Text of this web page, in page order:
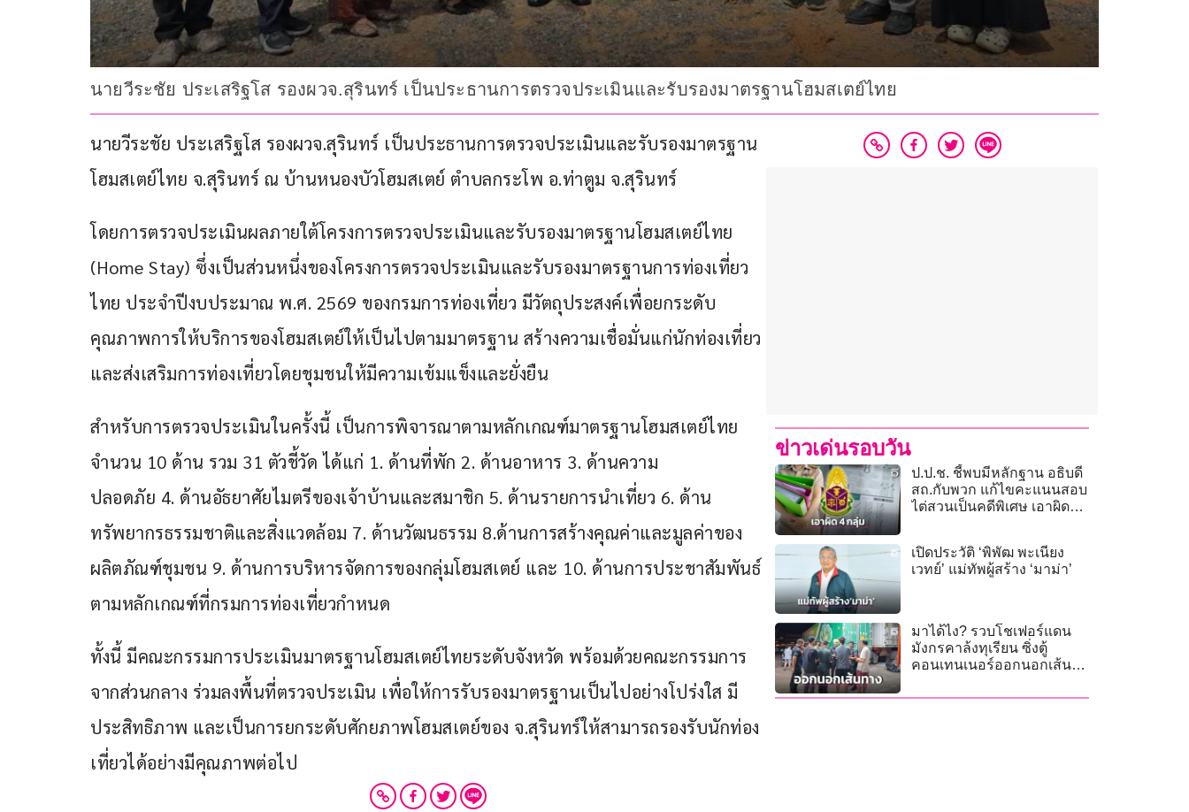
นายวีระชัย ประเสริฐโส รองผวจ.สุรินทร์ เป็นประธานการตรวจประเมินและรับรองมาตรฐานโฮมสเตย์ไทย
นายวีระชัย ประเสริฐโส รองผวจ.สุรินทร์ เป็นประธานการตรวจประเมินและรับรองมาตรฐาน
โฮมสเตย์ไทย จ.สุรินทร์ ณ บ้านหนองบัวโฮมสเตย์ ตำบลกระโพ อ.ท่าตูม จ.สุรินทร์
โดยการตรวจประเมินผลภายใต้โครงการตรวจประเมินและรับรองมาตรฐานโฮมสเตย์ไทย
(Home Stay) ซึ่งเป็นส่วนหนึ่งของโครงการตรวจประเมินและรับรองมาตรฐานการท่องเที่ยว
ไทย ประจำปีงบประมาณ พ.ศ. 2569 ของกรมการท่องเที่ยว มีวัตถุประสงค์เพื่อยกระดับ
คุณภาพการให้บริการของโฮมสเตย์ให้เป็นไปตามมาตรฐาน สร้างความเชื่อมั่นแก่นักท่องเที่ยว
และส่งเสริมการท่องเที่ยวโดยชุมชนให้มีความเข้มแข็งและยั่งยืน
สำหรับการตรวจประเมินในครั้งนี้ เป็นการพิจารณาตามหลักเกณฑ์มาตรฐานโฮมสเตย์ไทย
จำนวน 10 ด้าน รวม 31 ตัวชี้วัด ได้แก่ 1. ด้านที่พัก 2. ด้านอาหาร 3. ด้านความ
ปลอดภัย 4. ด้านอัธยาศัยไมตรีของเจ้าบ้านและสมาชิก 5. ด้านรายการนำเที่ยว 6. ด้าน
ทรัพยากรธรรมชาติและสิ่งแวดล้อม 7. ด้านวัฒนธรรม 8.ด้านการสร้างคุณค่าและมูลค่าของ
ผลิตภัณฑ์ชุมชน 9. ด้านการบริหารจัดการของกลุ่มโฮมสเตย์ และ 10. ด้านการประชาสัมพันธ์
ตามหลักเกณฑ์ที่กรมการท่องเที่ยวกำหนด
ทั้งนี้ มีคณะกรรมการประเมินมาตรฐานโฮมสเตย์ไทยระดับจังหวัด พร้อมด้วยคณะกรรมการ
จากส่วนกลาง ร่วมลงพื้นที่ตรวจประเมิน เพื่อให้การรับรองมาตรฐานเป็นไปอย่างโปร่งใส มี
ประสิทธิภาพ และเป็นการยกระดับศักยภาพโฮมสเตย์ของ จ.สุรินทร์ให้สามารถรองรับนักท่อง
เที่ยวได้อย่างมีคุณภาพต่อไป
ข่าวเด่นรอบวัน
ป.ป.ช. ชี้พบมีหลักฐาน อธิบดี
สถ.กับพวก แก้ไขคะแนนสอบ
ไต่สวนเป็นคดีพิเศษ เอาผิด
เปิดประวัติ ‘พิพัฒ พะเนียง
เวทย์’ แม่ทัพผู้สร้าง ‘มาม่า’
มาได้ไง? รวบโชเฟอร์แดน
มังกรคาล้งทุเรียน ซิ่งตู้
คอนเทนเนอร์ออกนอกเส้น